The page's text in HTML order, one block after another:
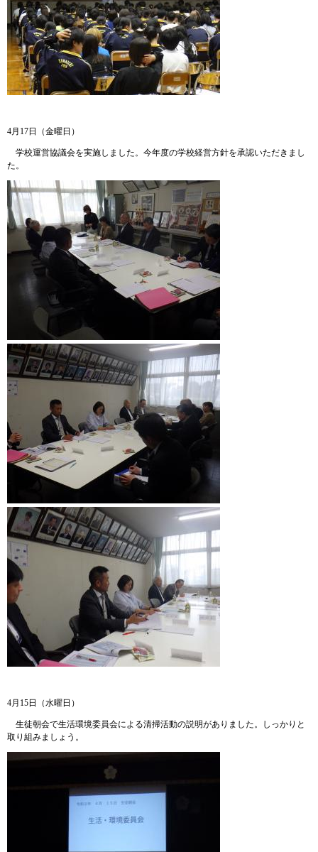
4月17日（金曜日）
学校運営協議会を実施しました。今年度の学校経営方針を承認いただきまし
た。
4月15日（水曜日）
生徒朝会で生活環境委員会による清掃活動の説明がありました。しっかりと
取り組みましょう。